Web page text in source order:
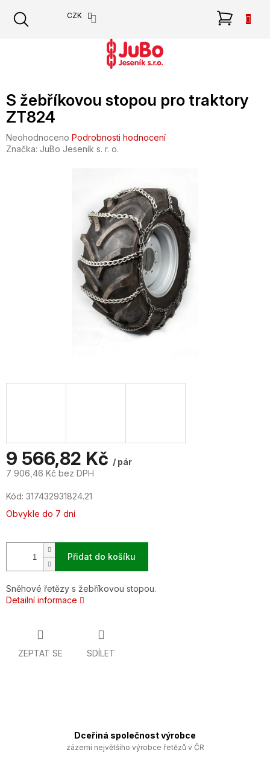
obsah
CZK
S žebříkovou stopou pro traktory
ZT824
Průměrné
hodnocení
Neohodnoceno Podrobnosti hodnocení
Značka: JuBo Jeseník s. r. o.
9 566,82 Kč / pár
7 906,46 Kč bez DPH
cena:
Kód: 317432931824.21
Obvykle do 7 dní
Přidat do košíku
Sněhové řetězy s žebříkovou stopou.
Detailní informace
ZEPTAT SE SDÍLET
Dceřiná společnost výrobce
zázemí největšího výrobce řetězů v ČR